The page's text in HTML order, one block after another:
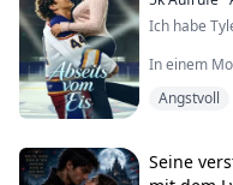
Ich habe
In einem
mich
Mein Atem
Angstvoll
Seine